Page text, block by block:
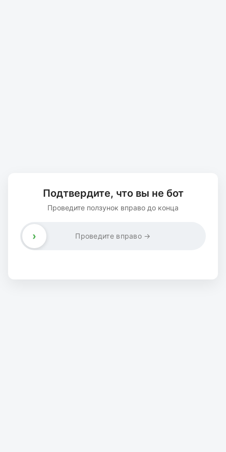
Подтвердите, что вы не бот
Проведите ползунок вправо до конца
Проведите вправо →
›